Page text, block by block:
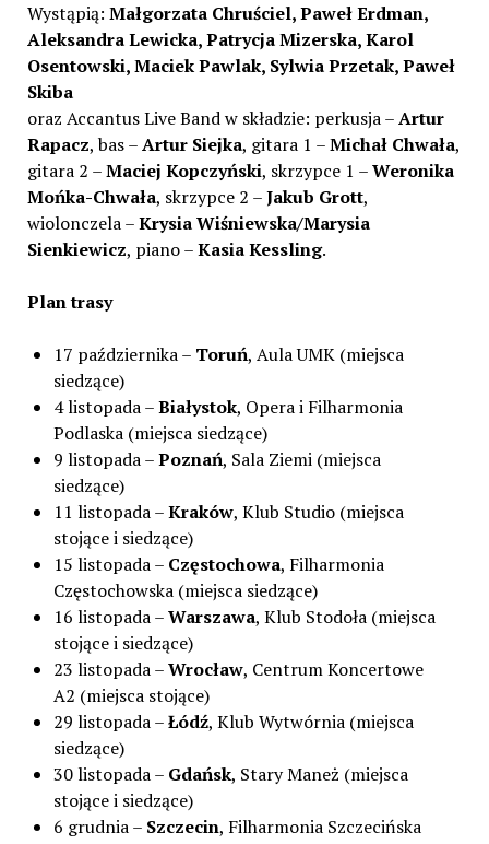
Wystąpią: Małgorzata Chruściel, Paweł Erdman,
Aleksandra Lewicka, Patrycja Mizerska, Karol
Osentowski, Maciek Pawlak, Sylwia Przetak, Paweł
Skiba
oraz Accantus Live Band w składzie: perkusja –Artur
Rapacz, bas –Artur Siejka, gitara 1 –Michał Chwała,
gitara 2 –Maciej Kopczyński, skrzypce 1 –Weronika
Mońka-Chwała, skrzypce 2 –Jakub Grott,
wiolonczela –Krysia Wiśniewska/Marysia
Sienkiewicz, piano –Kasia Kessling.
Plan trasy
17 października – Toruń, Aula UMK (miejsca
siedzące)
4 listopada –Białystok, Opera i Filharmonia
Podlaska (miejsca siedzące)
9 listopada –Poznań, Sala Ziemi (miejsca
siedzące)
11 listopada –Kraków, Klub Studio (miejsca
stojące i siedzące)
15 listopada – Częstochowa, Filharmonia
Częstochowska (miejsca siedzące)
16 listopada –Warszawa, Klub Stodoła (miejsca
stojące i siedzące)
23 listopada –Wrocław, Centrum Koncertowe
A2 (miejsca stojące)
29 listopada –Łódź, Klub Wytwórnia (miejsca
siedzące)
30 listopada – Gdańsk, Stary Maneż (miejsca
stojące i siedzące)
6 grudnia – Szczecin, Filharmonia Szczecińska